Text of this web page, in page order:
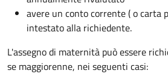
avere un conto corrente ( o carta
intestato alla richiedente.
L'assegno di maternità può essere
se maggiorenne, nei seguenti casi: